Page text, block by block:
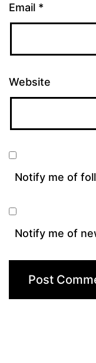
Email *
Website
Notify me of
Notify me of